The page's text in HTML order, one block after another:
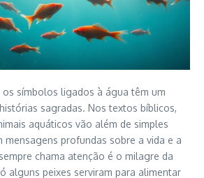
os símbolos ligados à água têm um
sagradas. Nos textos bíblicos,
aquáticos vão além de simples
mensagens profundas sobre a vida e a
chama atenção é o milagre da
alguns peixes serviram para alimentar